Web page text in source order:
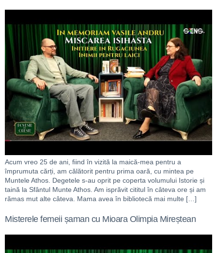
Acum vreo 25 de ani, fiind în vizită la maică-mea pentru a
împrumuta cărți, am călătorit pentru prima oară, cu mintea pe
Muntele Athos. Degetele s-au oprit pe coperta volumului Istorie și
taină la Sfântul Munte Athos. Am isprăvit cititul în câteva ore și am
rămas mut alte câteva. Mama avea în bibliotecă mai multe […]
Misterele femeii șaman cu Mioara Olimpia Mireștean